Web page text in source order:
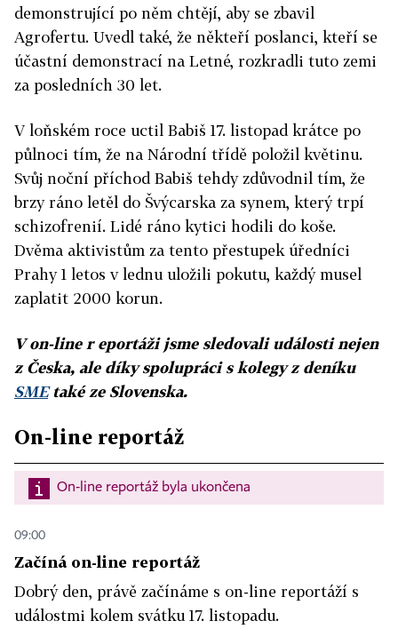
demonstrující po něm chtějí, aby se zbavil
Agrofertu. Uvedl také, že někteří poslanci, kteří se
účastní demonstrací na Letné, rozkradli tuto zemi
za posledních 30 let.
V loňském roce uctil Babiš 17. listopad krátce po
půlnoci tím, že na Národní třídě položil květinu.
Svůj noční příchod Babiš tehdy zdůvodnil tím, že
brzy ráno letěl do Švýcarska za synem, který trpí
schizofrenií. Lidé ráno kytici hodili do koše.
Dvěma aktivistům za tento přestupek úředníci
Prahy 1 letos v lednu uložili pokutu, každý musel
zaplatit 2000 korun.
V on-line reportáži jsme sledovali události nejen
z Česka, ale díky spolupráci s kolegy z deníku
SMEtaké ze Slovenska.
On-line reportáž
On-line reportáž byla ukončena
09:00
Začíná on-line reportáž
Dobrý den, právě začínáme s on-line reportáží s
událostmi kolem svátku 17. listopadu.